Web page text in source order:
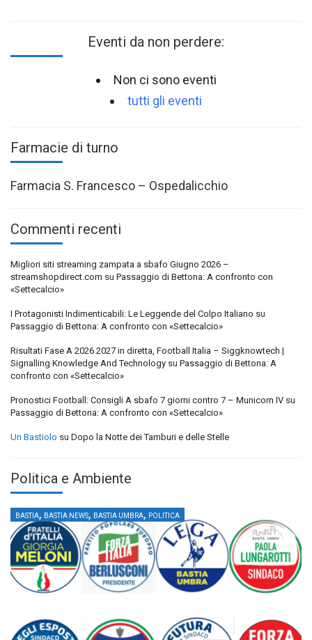
Eventi da non perdere:
Non ci sono eventi
tutti gli eventi
Farmacie di turno
Farmacia S. Francesco – Ospedalicchio
Commenti recenti
Migliori siti streaming zampata a sbafo Giugno 2026 –
streamshopdirect.com su Passaggio di Bettona: A confronto con
«Settecalcio»
I Protagonisti Indimenticabili: Le Leggende del Colpo Italiano su
Passaggio di Bettona: A confronto con «Settecalcio»
Risultati Fase A 2026 2027 in diretta, Football Italia – Siggknowtech |
Signalling Knowledge And Technology su Passaggio di Bettona: A
confronto con «Settecalcio»
Pronostici Football: Consigli A sbafo 7 giorni contro 7 – Municorn IV su
Passaggio di Bettona: A confronto con «Settecalcio»
Un Bastiolo su Dopo la Notte dei Tamburi e delle Stelle
Politica e Ambiente
BASTIA, BASTIA NEWS, BASTIA UMBRA, POLITICA